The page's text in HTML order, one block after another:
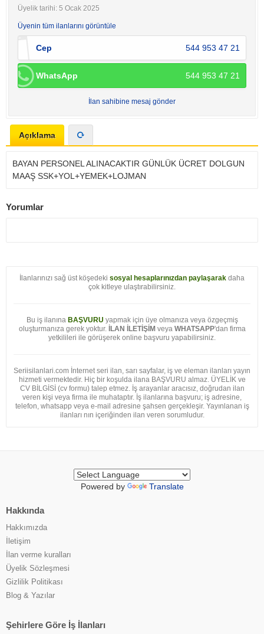
Üyelik tarihi: 5 Ocak 2025
Üyenin tüm ilanlarını görüntüle
Cep 544 953 47 21
WhatsApp 544 953 47 21
İlan sahibine mesaj gönder
Açıklama
BAYAN PERSONEL ALINACAKTIR GÜNLÜK ÜCRET DOLGUN
MAAŞ SSK+YOL+YEMEK+LOJMAN
Yorumlar
İlanlarınızı sağ üst köşedeki sosyal hesaplarınızdan paylaşarak daha
çok kitleye ulaştırabilirsiniz.
Bu iş ilanına BAŞVURU yapmak için üye olmanıza veya özgeçmiş
oluşturmanıza gerek yoktur. İLAN İLETİŞİM veya WHATSAPP'dan firma
yetkilileri ile görüşerek online başvuru yapabilirsiniz.
Seriisilanlari.com İnternet seri ilan, sarı sayfalar, iş ve eleman ilanları yayın
hizmeti vermektedir. Hiç bir koşulda ilana BAŞVURU almaz. ÜYELİK ve
CV BİLGİSİ (cv formu) talep etmez. İş arayanlar aracısız, doğrudan ilan
veren kişi veya firma ile muhataptır. İş ilanlarına başvuru; iş adresine,
telefon, whatsapp veya e-mail adresine şahsen gerçekleşir. Yayınlanan iş
ilanları nın içeriğinden ilan veren sorumludur.
Powered by Translate
Hakkında
Hakkımızda
İletişim
İlan verme kuralları
Üyelik Sözleşmesi
Gizlilik Politikası
Blog & Yazılar
Şehirlere Göre İş İlanları